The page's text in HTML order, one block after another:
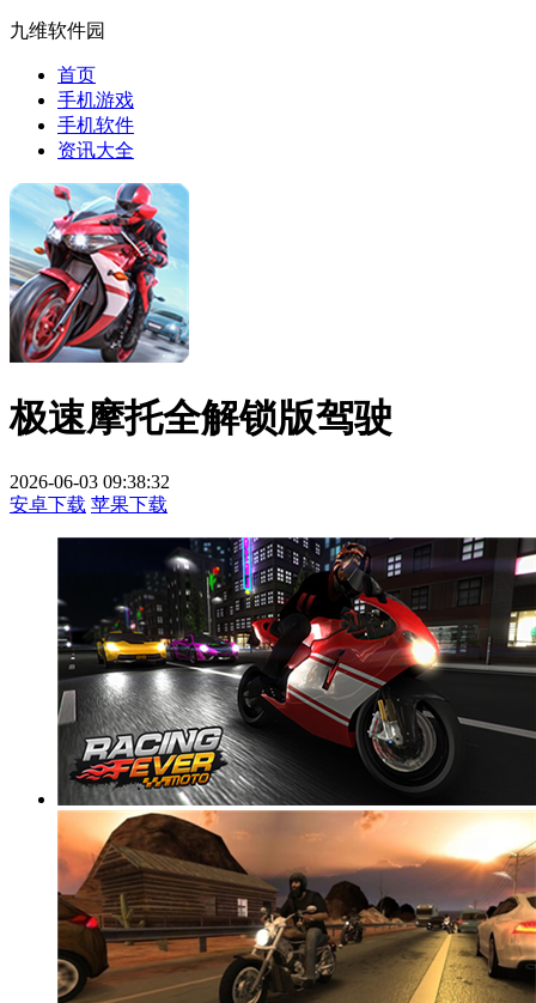
九维软件园
首页
手机游戏
手机软件
资讯大全
极速摩托全解锁版驾驶
2026-06-03 09:38:32
安卓下载 苹果下载